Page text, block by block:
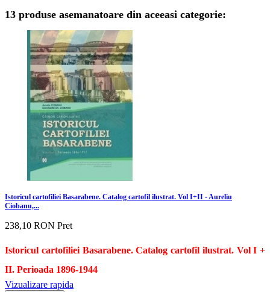
13 produse asemanatoare din aceeasi categorie:
Istoricul cartofiliei Basarabene. Catalog cartofil ilustrat. Vol I+II - Aureliu
Ciobanu,...
238,10 RON Pret
Istoricul cartofiliei Basarabene. Catalog cartofil ilustrat. Vol I +
II. Perioada 1896-1944
Vizualizare rapida